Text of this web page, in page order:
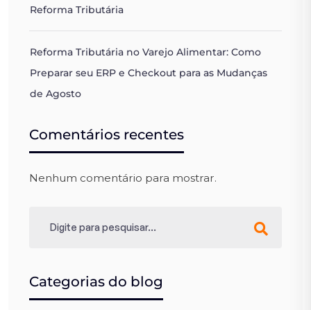
Reforma Tributária
Reforma Tributária no Varejo Alimentar: Como
Preparar seu ERP e Checkout para as Mudanças
de Agosto
Comentários recentes
Nenhum comentário para mostrar.
Categorias do blog